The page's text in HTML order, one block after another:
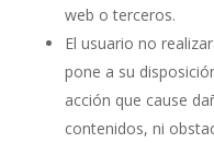
web o terceros.
El usuario no
pone a su
acción que cause
contenidos, ni